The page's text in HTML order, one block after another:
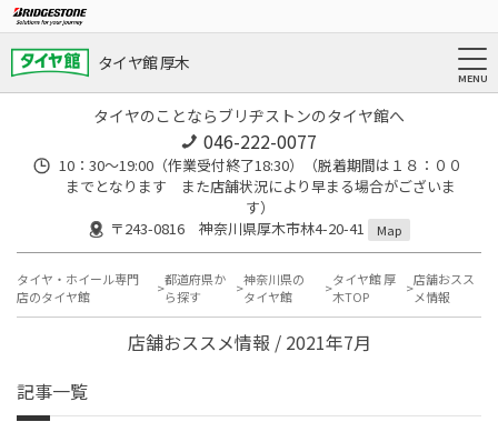
タイヤ館 厚木
タイヤのことならブリヂストンのタイヤ館へ
046-222-0077
10：30～19:00（作業受付終了18:30）（脱着期間は１８：００
までとなります また店舗状況により早まる場合がございま
す）
〒243-0816 神奈川県厚木市林4-20-41
Map
タイヤ・ホイール専門
店のタイヤ館
都道府県か
ら探す
神奈川県の
タイヤ館
タイヤ館 厚
木TOP
店舗おスス
メ情報
店舗おススメ情報 / 2021年7月
記事一覧